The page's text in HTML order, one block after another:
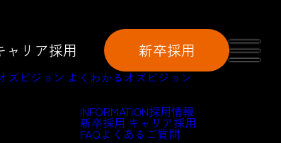
ャリア採用 新卒採用
ズビジョン よくわかるオズビジョン
INFORMATION採用情報
新卒採用 キャリア採用
FAQよくあるご質問